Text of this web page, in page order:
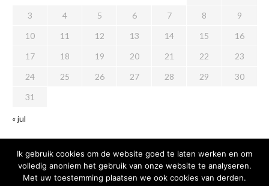
3
4 5 6 7 8
9
10
11 12 13 14 15
16
17
18 19 20 21 22
23
24
25 26 27 28 29
30
31
« jul
Ik gebruik cookies om de website goed te laten werken en om
volledig anoniem het gebruik van onze website te analyseren.
Met uw toestemming plaatsen we ook cookies van derden.